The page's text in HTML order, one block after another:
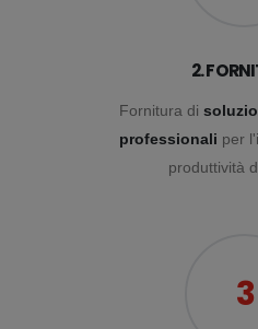
2.
Fornitura di
professionali per
produttività
3